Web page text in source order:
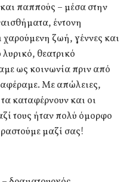
παππούς – μέσα στην
έντονη
χαρούμενη ζωή, γέννες και
θεατρικό
ως κοινωνία πριν από
Με απώλειες,
καταφέρνουν και οι
τους ήταν πολύ όμορφο
μαζί σας!